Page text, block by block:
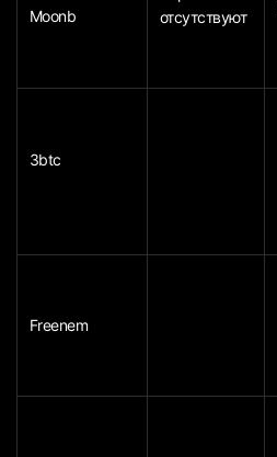
Moonb
отсутствуют
3btc
Freenem